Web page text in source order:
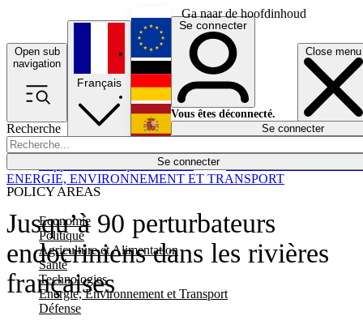
Ga naar de hoofdinhoud
Open sub
navigation
Close menu
Recherche
Se connecter
POLICY AREAS
Economie
Politique
Agriculture et Alimentation
Santé
Technologies
Energie, Environnement et Transport
Défense
Économie
Français
English
Deutsch
Español
Se connecter
Vous êtes déconnecté.
Se connecter
Jusqu’à 90 perturbateurs
endocriniens dans les rivières
françaises
ENERGIE, ENVIRONNEMENT ET TRANSPORT